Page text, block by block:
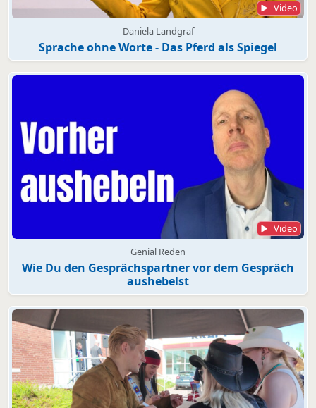
Video
Daniela Landgraf
Sprache ohne Worte - Das Pferd als Spiegel
Video
Genial Reden
Wie Du den Gesprächspartner vor dem Gespräch
aushebelst